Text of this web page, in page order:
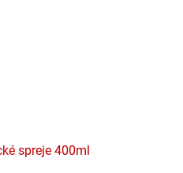
spreje 400ml